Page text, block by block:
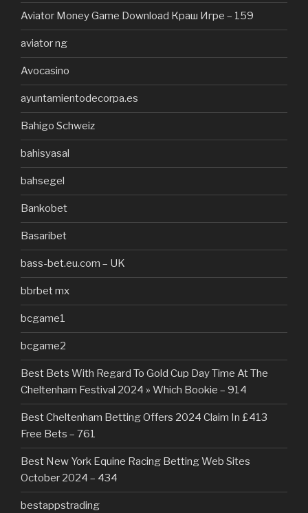
Aviator Money Game Download Краш Игре – 159
aviator ng
Avocasino
ayuntamientodecorpa.es
Bahigo Schweiz
bahisyasal
bahsegel
Bankobet
Basaribet
bass-bet.eu.com – UK
bbrbet mx
bcgame1
bcgame2
Best Bets With Regard To Gold Cup Day Time At The
Cheltenham Festival 2024 » Which Bookie – 914
Best Cheltenham Betting Offers 2024 Claim In £413
Free Bets – 761
Best New York Equine Racing Betting Web Sites
October 2024 – 434
bestappstrading